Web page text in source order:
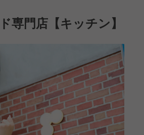
専門店【キッチン】